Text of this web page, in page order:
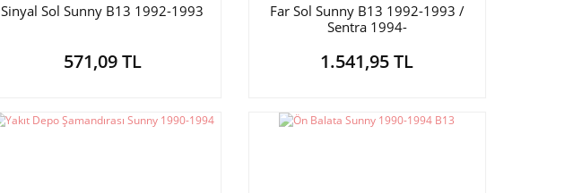
Sinyal Sol Sunny B13 1992-1993
571,09 TL
Far Sol Sunny B13 1992-1993 /
Sentra 1994-
1.541,95 TL